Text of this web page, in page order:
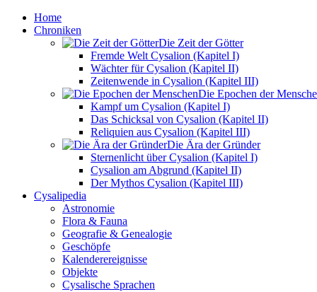
Home
Chroniken
Die Zeit der Götter
Fremde Welt Cysalion (Kapitel I)
Wächter für Cysalion (Kapitel II)
Zeitenwende in Cysalion (Kapitel III)
Die Epochen der
Kampf um Cysalion (Kapitel I)
Das Schicksal von Cysalion (Kapitel II)
Reliquien aus Cysalion (Kapitel III)
Die Ära der Gründer
Sternenlicht über Cysalion (Kapitel I)
Cysalion am Abgrund (Kapitel II)
Der Mythos Cysalion (Kapitel III)
Cysalipedia
Astronomie
Flora & Fauna
Geografie & Genealogie
Geschöpfe
Kalenderereignisse
Objekte
Cysalische Sprachen